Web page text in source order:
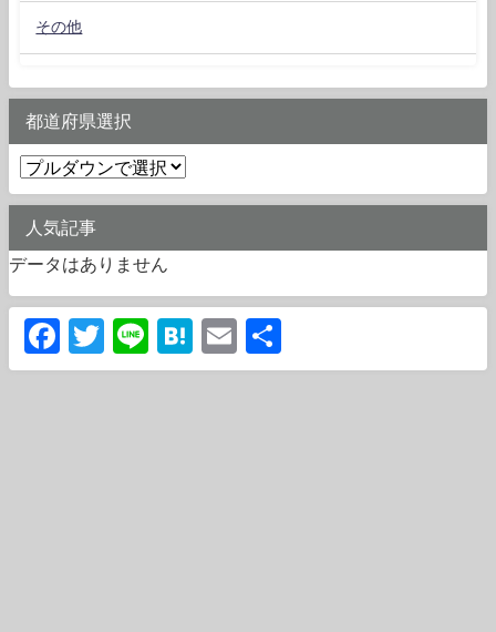
その他
都道府県選択
人気記事
データはありません
Facebook
Twitter
LineHatena
Email
有